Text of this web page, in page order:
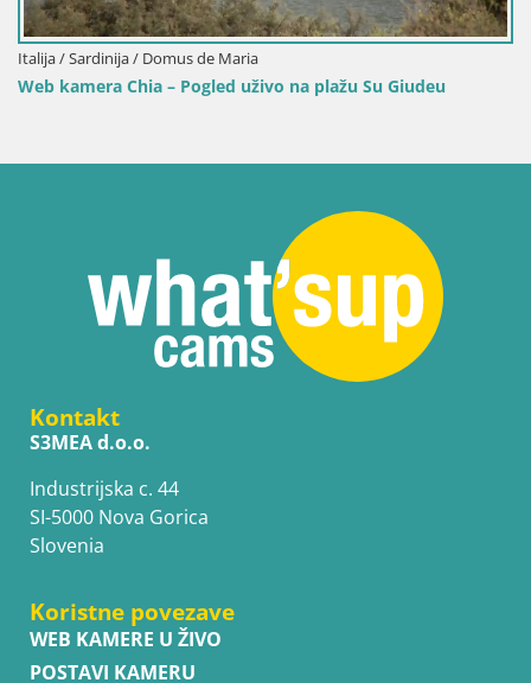
Italija / Sardinija / Domus de Maria
Web kamera Chia – Pogled uživo na plažu Su Giudeu
Kontakt
S3MEA d.o.o.
Industrijska c. 44
SI-5000 Nova Gorica
Slovenia
Koristne povezave
WEB KAMERE U ŽIVO
POSTAVI KAMERU